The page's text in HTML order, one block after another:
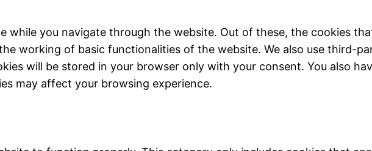
while you navigate through the website. Out of these, the cookies
working of basic functionalities of the website. We also use third-
will be stored in your browser only with your consent. You also
may affect your browsing experience.